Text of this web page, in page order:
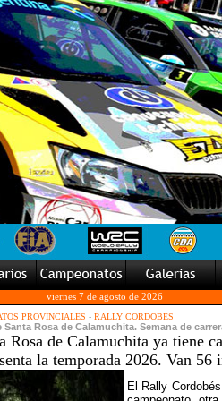
viernes 7 de agosto de 2026
PROVINCIALES - RALLY CORDOBES
Santa Rosa de Calamuchita. Semana de
Rosa de Calamuchita ya tiene
la temporada 2026. Van 56
El Rally